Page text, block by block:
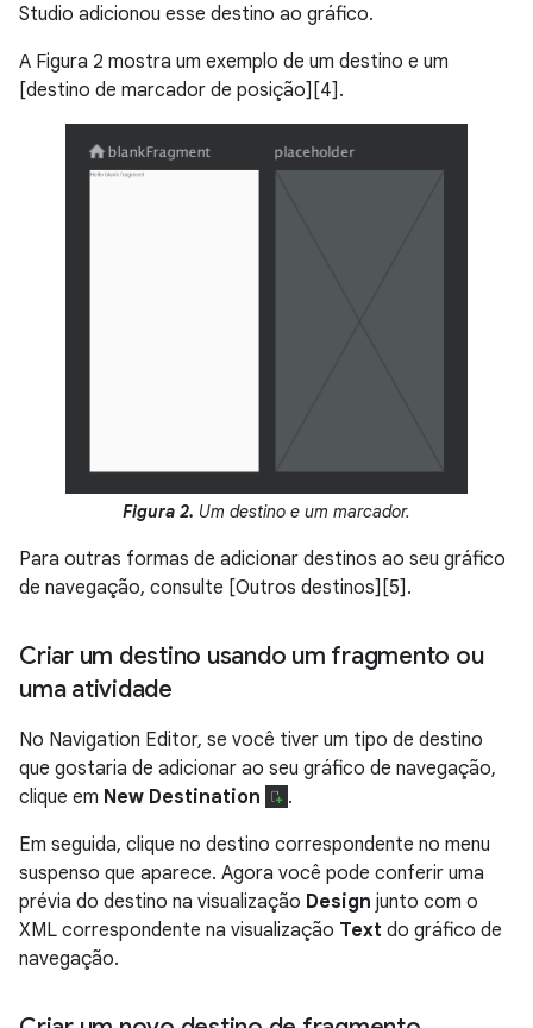
Studio adicionou esse destino ao gráfico.
A Figura 2 mostra um exemplo de um destino e um
[destino de marcador de posição][4].
Figura 2. Um destino e um marcador.
Para outras formas de adicionar destinos ao seu gráfico
de navegação, consulte [Outros destinos][5].
Criar um destino usando um fragmento ou
uma atividade
No Navigation Editor, se você tiver um tipo de destino
que gostaria de adicionar ao seu gráfico de navegação,
clique em New Destination
.
Em seguida, clique no destino correspondente no menu
suspenso que aparece. Agora você pode conferir uma
prévia do destino na visualização Design junto com o
XML correspondente na visualização Text do gráfico de
navegação.